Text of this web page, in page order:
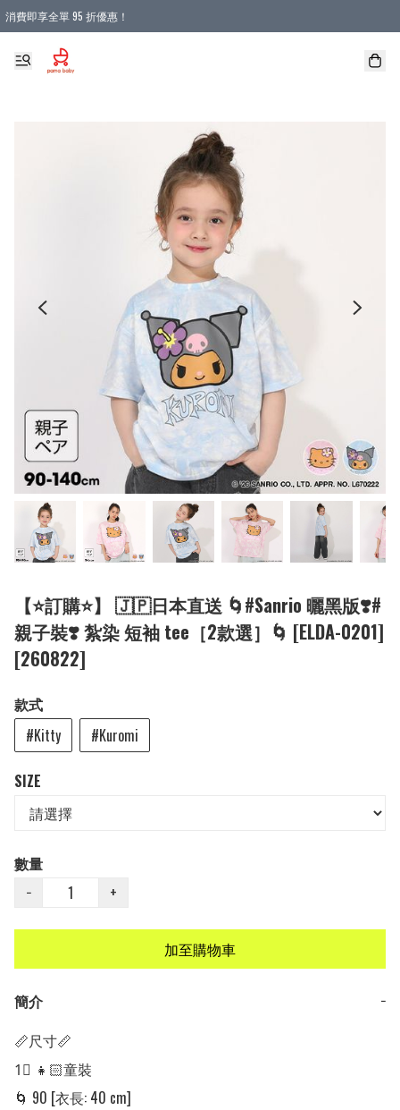
消費即享全單 95 折優惠！
購物滿 HKD 900.00即享免運費優惠！（適用於 本地送貨、本地取貨 )
【⭐訂購⭐】 🇯🇵日本直送 🌀#Sanrio 曬黑版❣️#
親子裝❣️ 紮染 短袖 tee［2款選］🌀 [ELDA-0201]
[260822]
款式
#Kitty
#Kuromi
SIZE
數量
−
+
加至購物車
簡介
−
📏尺寸📏
1⃣ 👧🏻童裝
🌀 90 [衣長: 40 cm]